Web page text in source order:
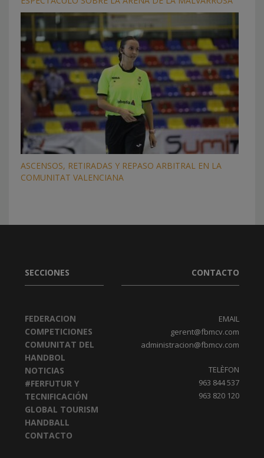
ASCENSOS, RETIRADAS Y REPASO ARBITRAL EN LA
COMUNITAT VALENCIANA
SECCIONES
FEDERACION
COMPETICIONES
COMUNITAT DEL
HANDBOL
NOTICIAS
#FERFUTUR Y
TECNIFICACIÓN
GLOBAL TOURISM
HANDBALL
CONTACTO
CONTACTO
EMAIL
gerent@fbmcv.com
administracion@fbmcv.com
TELÈFON
963 844 537
963 820 120